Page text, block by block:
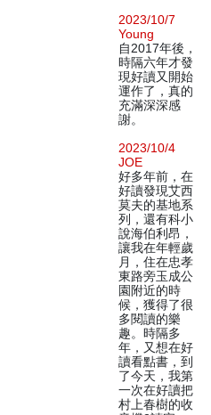
2023/10/7
Young
自2017年後，
時隔六年才發
現好讀又開始
運作了，真的
充滿深深感
謝。
2023/10/4
JOE
好多年前，在
好讀發現艾西
莫夫的基地系
列，還有科小
說海伯利昂，
讓我在年輕歲
月，住在忠孝
東路旁玉成公
園附近的時
候，獲得了很
多閱讀的樂
趣。時隔多
年，又想在好
讀看點書，到
了今天，我第
一次在好讀把
村上春樹的收